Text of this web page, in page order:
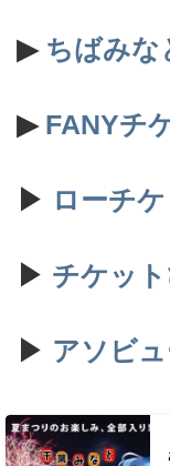
▶ ちばみな
▶ FANYチ
▶ ローチケ
▶ チケッ
▶ アソビュ